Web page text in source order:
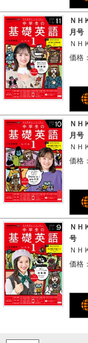
ＮＨ
月号
ＮＨ
価格：
ＮＨ
月号
ＮＨ
価格：
ＮＨ
号
ＮＨ
価格：